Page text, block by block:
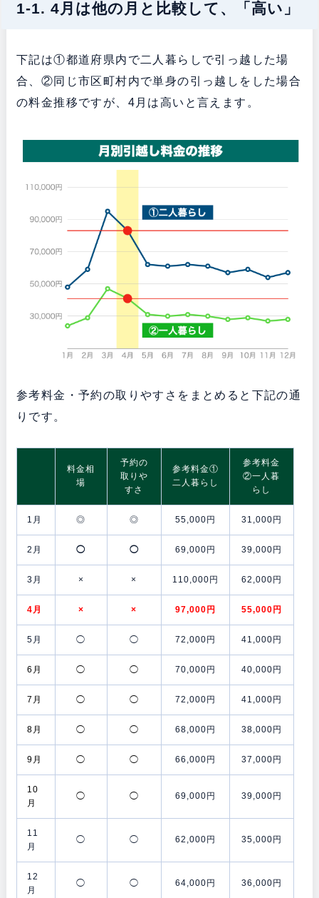
1-1. 4月は他の月と比較して、「高い」
下記は①都道府県内で二人暮らしで引っ越した場
合、②同じ市区町村内で単身の引っ越しをした場合
の料金推移ですが、4月は高いと言えます。
参考料金・予約の取りやすさをまとめると下記の通
りです。
料金相
場
予約の
取りや
すさ
参考料金①
二人暮らし
参考料金
②一人暮
らし
1月 ◎ ◎ 55,000円 31,000円
2月 ◯ ◯ 69,000円 39,000円
3月 × × 110,000円 62,000円
4月 × × 97,000円 55,000円
5月 ◯ ◯ 72,000円 41,000円
6月 ◯ ◯ 70,000円 40,000円
7月 ◯ ◯ 72,000円 41,000円
8月 ◯ ◯ 68,000円 38,000円
9月 ◯ ◯ 66,000円 37,000円
10
月
◯ ◯ 69,000円 39,000円
11
月
◯ ◯ 62,000円 35,000円
12
月
◯ ◯ 64,000円 36,000円